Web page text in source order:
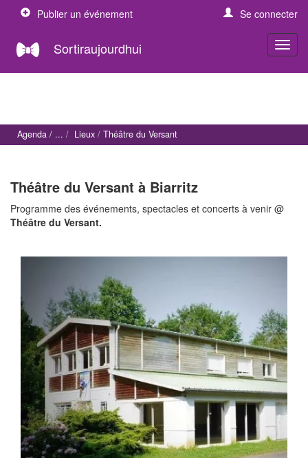
Publier un événement Se connecter
Sortiraujourdhui
Agenda Lieux Théâtre du Versant
Théâtre du Versant à Biarritz
Programme des événements, spectacles et concerts à venir @
Théâtre du Versant.